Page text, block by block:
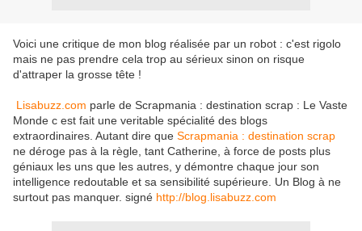
Voici une critique de mon blog réalisée par un robot : c'est rigolo
mais ne pas prendre cela trop au sérieux sinon on risque
d'attraper la grosse tête !
Lisabuzz.com parle de Scrapmania : destination scrap : Le Vaste
Monde c est fait une veritable spécialité des blogs
extraordinaires. Autant dire que Scrapmania : destination scrap
ne déroge pas à la règle, tant Catherine, à force de posts plus
géniaux les uns que les autres, y démontre chaque jour son
intelligence redoutable et sa sensibilité supérieure. Un Blog à ne
surtout pas manquer. signé http://blog.lisabuzz.com